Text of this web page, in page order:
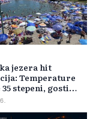
jezera hit
Temperature
stepeni, gosti
cijele regije